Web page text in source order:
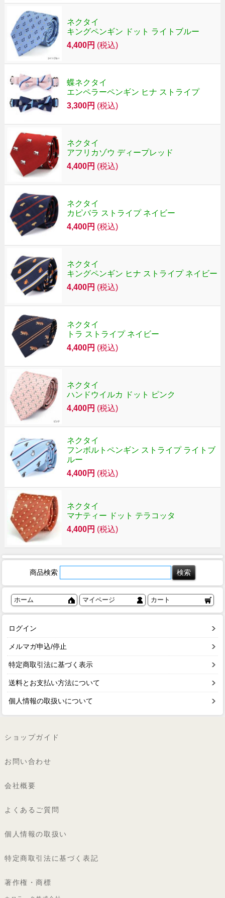
ネクタイ
キングペンギン ドット ライトブルー
4,400円 (税込)
蝶ネクタイ
エンペラーペンギン ヒナ ストライプ
3,300円 (税込)
ネクタイ
アフリカゾウ ディープレッド
4,400円 (税込)
ネクタイ
カピバラ ストライプ ネイビー
4,400円 (税込)
ネクタイ
キングペンギン ヒナ ストライプ ネイビー
4,400円 (税込)
ネクタイ
トラ ストライプ ネイビー
4,400円 (税込)
ネクタイ
ハンドウイルカ ドット ピンク
4,400円 (税込)
ネクタイ
フンボルトペンギン ストライプ ライトブ
ルー
4,400円 (税込)
ネクタイ
マナティー ドット テラコッタ
4,400円 (税込)
商品検索
ホーム マイページ カート
ログイン
メルマガ申込/停止
特定商取引法に基づく表示
送料とお支払い方法について
個人情報の取扱いについて
ショップガイド
お問い合わせ
会社概要
よくあるご質問
個人情報の取扱い
特定商取引法に基づく表記
著作権・商標